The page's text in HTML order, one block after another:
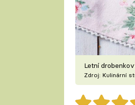
Letní
Zdroj: Kulinární